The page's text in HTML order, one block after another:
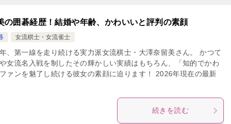
の囲碁経歴！結婚や年齢、かわいいと評判の素顔
女流棋士・女流雀士
、第一線を走り続ける実力派女流棋士・大澤奈留美さん。 かつて
女流名入戦を制したその輝かしい実績はもちろん、「知的でかわ
ァンを魅了し続ける彼女の素顔に迫ります！ 2026年現在の最新
続きを読む